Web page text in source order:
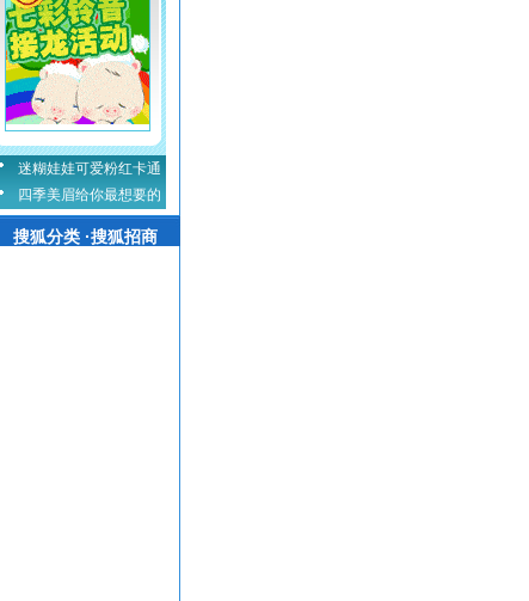
迷糊娃娃可爱粉红卡通
四季美眉给你最想要的
搜狐分类 ·搜狐招商